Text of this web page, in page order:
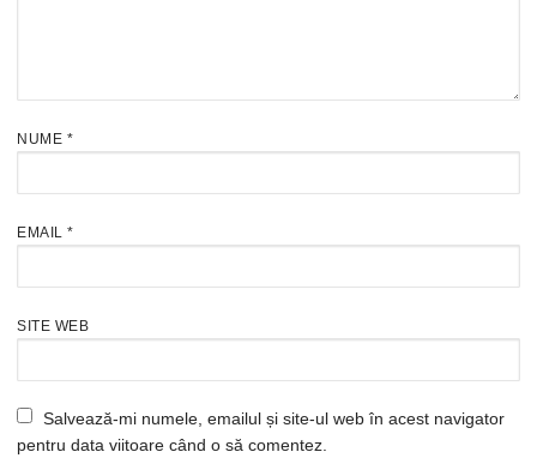
NUME *
EMAIL *
SITE WEB
Salvează-mi numele, emailul și site-ul web în acest navigator
pentru data viitoare când o să comentez.